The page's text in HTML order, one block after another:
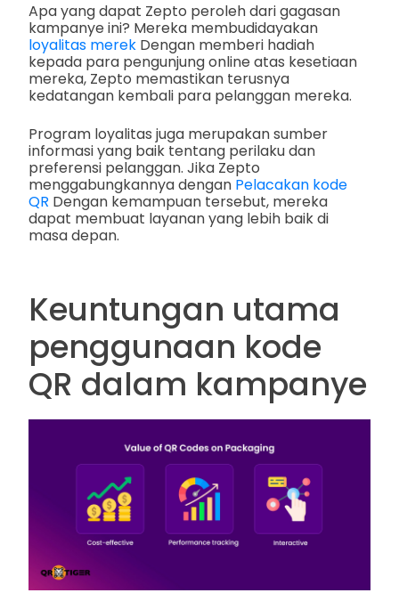
Apa yang dapat Zepto peroleh dari gagasan
kampanye ini? Mereka membudidayakan
loyalitas merek Dengan memberi hadiah
kepada para pengunjung online atas kesetiaan
mereka, Zepto memastikan terusnya
kedatangan kembali para pelanggan mereka.
Program loyalitas juga merupakan sumber
informasi yang baik tentang perilaku dan
preferensi pelanggan. Jika Zepto
menggabungkannya dengan Pelacakan kode
QR Dengan kemampuan tersebut, mereka
dapat membuat layanan yang lebih baik di
masa depan.
Keuntungan utama
penggunaan kode
QR dalam kampanye